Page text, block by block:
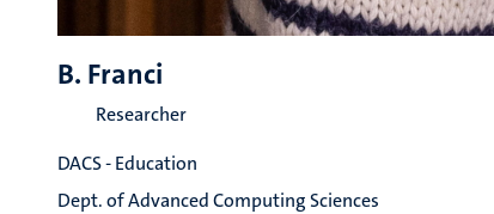
B. Franci
Researcher
DACS - Education
Dept. of Advanced Computing Sciences